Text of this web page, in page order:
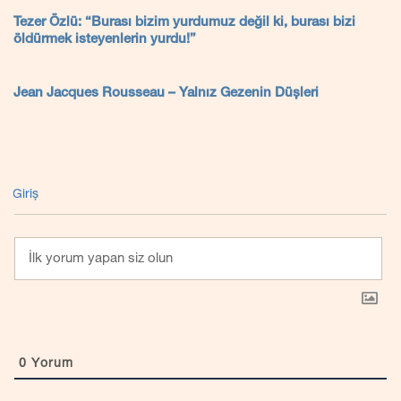
Tezer Özlü: “Burası bizim yurdumuz değil ki, burası bizi
öldürmek isteyenlerin yurdu!”
Jean Jacques Rousseau – Yalnız Gezenin Düşleri
Giriş
0 Yorum